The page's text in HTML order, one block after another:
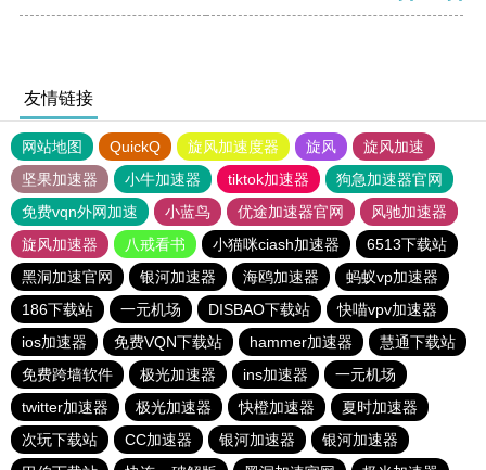
友情链接
网站地图 QuickQ 旋风加速度器 旋风
旋风加速
坚果加速器
小牛加速器 tiktok加速器
狗急加速器官网
免费vqn外网加速
小蓝鸟 优途加速器官网
风驰加速器
旋风加速器
八戒看书 小猫咪ciash加速器
6513下载站
黑洞加速官网
银河加速器 海鸥加速器
蚂蚁vp加速器
186下载站
一元机场 DISBAO下载站
快喵vpv加速器
ios加速器
免费VQN下载站 hammer加速器
慧通下载站
免费跨墙软件
极光加速器 ins加速器
一元机场
twitter加速器
极光加速器 快橙加速器
夏时加速器
次玩下载站
CC加速器 银河加速器
银河加速器